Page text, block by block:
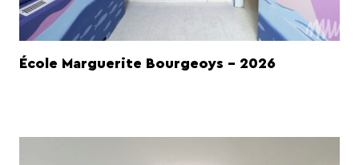
École Marguerite Bourgeoys - 2026